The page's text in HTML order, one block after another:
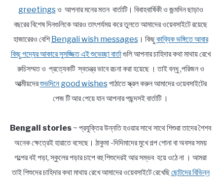
greetingsও আপনার মনের মতন বার্তাটি। বিবাহবার্ষিকী ও জন্মদিন ছাড়াও
বছরের বিশেষ দিনগুলিকে আরও তাৎপর্যময় করে তুলতে আমাদের ওয়েবসাইটে রয়েছে
হাজারেরও বেশিBengali wish messages। কিছুকাব্যিক ভঙ্গিতে আবার
কিছু গদ্যের আকারে সুসজ্জিত এই শুভেচ্ছা বার্তাগুলি আপনার চাহিদার কথা মাথায় রেখে
রুচিসম্মত ও প্রত্যেকটি স্বতন্ত্র ভাবে রচনা করা হয়েছে । তাই বন্ধু ,পরিজন ও
আত্মীয়দেরশুভদিনে good wishesপাঠাতে স্ক্রল করুন আমাদের ওয়েবসাইটের
পেজ টি আর পেয়ে যান আপনার পছন্দসই বার্তাটি ।
Bengali stories ~ প্রযুক্তির উন্নতি হওয়ার সাথে সাথে শিশুরা তাদের শৈশব
অনেক ক্ষেত্রেই হারাতে বসেছে। ঠাকুমা -দিদিমাদের মুখে গল্প শোনা বা অবসর সময়
গল্পের বই পড়া, স্কুলের পড়ার চাপে বহু শিশুদেরই আর সম্ভব হয়ে ওঠে না । আমরা
তাই শিশুদের চাহিদার কথা মাথায় রেখে আমাদের ওয়েবসাইটে রেখেছিছোটদের বিভিন্ন